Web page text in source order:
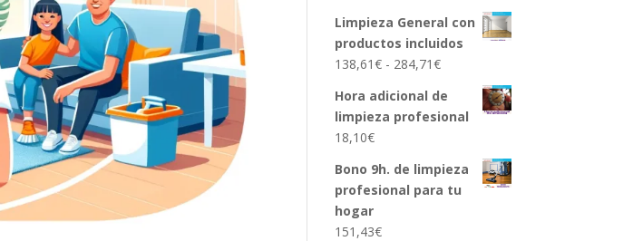
Limpieza General con
productos incluidos
138,61€ - 284,71€Rango
precios:
desde
hasta
284,71€
Hora adicional de
limpieza profesional
18,10€
Bono 9h. de limpieza
profesional para tu
hogar
151,43€